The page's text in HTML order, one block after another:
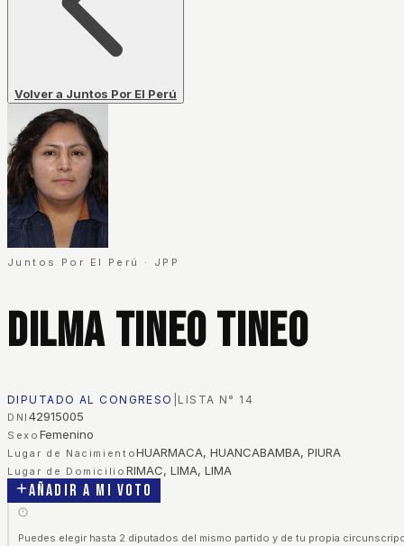
Volver a Juntos Por El Perú
Juntos Por El Perú · JPP
Dilma Tineo Tineo
DIPUTADO AL CONGRESO LISTA N° 14
DNI 42915005
Sexo Femenino
Lugar de NacimientoHUARMACA, HUANCABAMBA, PIURA
Lugar de Domicilio RIMAC, LIMA, LIMA
Añadir a mi voto
Puedes elegir hasta 2 diputados del mismo partido y de tu propia